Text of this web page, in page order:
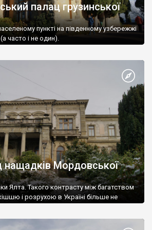
палац грузинської
пункті на південному узбережжі
часто і не один).
нащадків Мордовської
Ялта. Такого контрасту між багатством
і розрухою в Україні більше не